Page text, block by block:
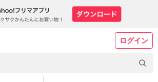
ログイン